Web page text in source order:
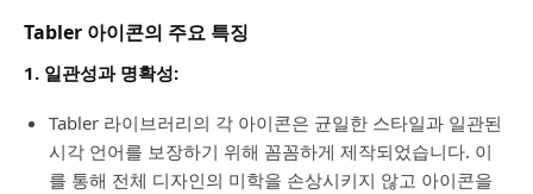
Tabler 아이콘의 주요 특징
1. 일관성과 명확성:
Tabler 라이브러리의 각 아이콘은 균일한 스타일과 일관된
시각 언어를 보장하기 위해 꼼꼼하게 제작되었습니다. 이
를 통해 전체 디자인의 미학을 손상시키지 않고 아이콘을